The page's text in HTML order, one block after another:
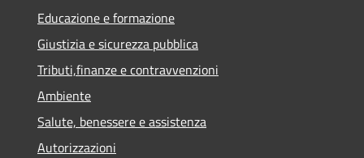
Educazione e formazione
Giustizia e sicurezza pubblica
Tributi,finanze e contravvenzioni
Ambiente
Salute, benessere e assistenza
Autorizzazioni